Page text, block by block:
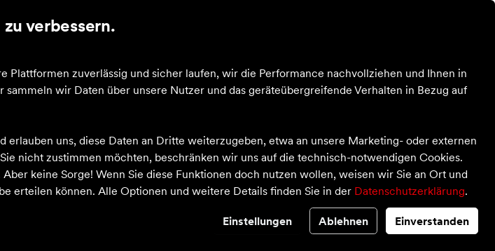
verbessern.
zuverlässig und sicher laufen, wir die Performance nachvollziehen und Ihnen in
wir Daten über unsere Nutzer und das geräteübergreifende Verhalten in Bezug auf
erlauben uns, diese Daten an Dritte weiterzugeben, etwa an unsere Marketing- oder externen
nicht zustimmen möchten, beschränken wir uns auf die technisch-notwendigen Cookies.
keine Sorge! Wenn Sie diese Funktionen doch nutzen wollen, weisen wir Sie an Ort und
erteilen können. Alle Optionen und weitere Details finden Sie in der Datenschutzerklärung.
Einstellungen Ablehnen Einverstanden
Blog Über uns